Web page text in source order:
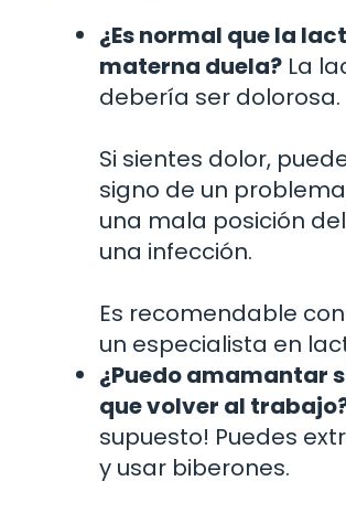
¿Es normal que la
materna duela? La
debería ser dolorosa.
Si sientes dolor,
signo de un
una mala posición
una infección.
Es recomendable
un especialista en
¿Puedo amamantar
que volver al
supuesto! Puedes
y usar biberones.